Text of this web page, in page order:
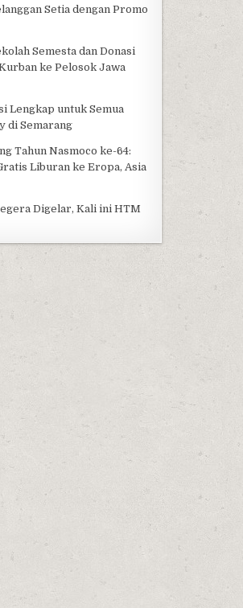
Setia dengan Promo
Semesta dan Donasi
ke Pelosok Jawa
Lengkap untuk Semua
di Semarang
Tahun Nasmoco ke-64:
Liburan ke Eropa, Asia
Digelar, Kali ini HTM